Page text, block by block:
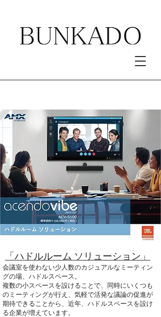
​「ハドルルーム ソリューション」
会議室を使わない少人数のカジュアルなミーティン
グの場、ハドルスペース。
複数の小スペースを設けることで、同時にいくつも
のミーティングが行え、気軽で活発な議論の促進が
期待できることから、近年、ハドルスペースを設け
る企業が増えています。